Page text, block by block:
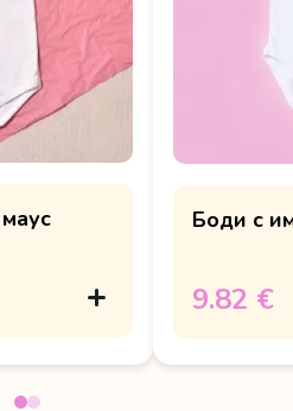
Боди с
9.82 €